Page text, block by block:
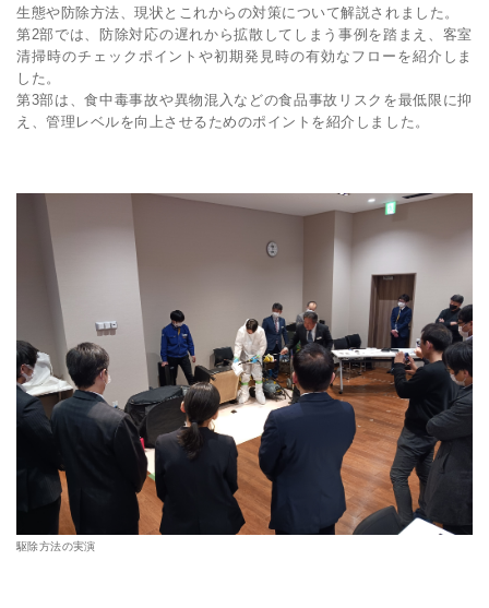
生態や防除方法、現状とこれからの対策について解説されました。
第2部では、防除対応の遅れから拡散してしまう事例を踏まえ、客室
清掃時のチェックポイントや初期発見時の有効なフローを紹介しま
した。
第3部は、食中毒事故や異物混入などの食品事故リスクを最低限に抑
え、管理レベルを向上させるためのポイントを紹介しました。
駆除方法の実演